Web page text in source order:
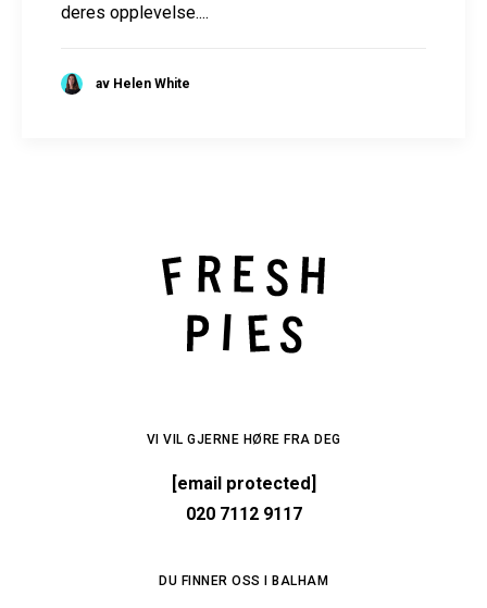
deres opplevelse....
av Helen White
VI VIL GJERNE HØRE FRA DEG
[email protected]
020 7112 9117
DU FINNER OSS I BALHAM